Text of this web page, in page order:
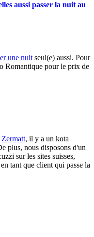
aussi passer la nuit au
une nuitseul(e) aussi. Pour
Romantique pour le prix de
Zermatt, il y a un kota
plus, nous disposons d'un
sur les sites suisses,
tant que client qui passe la